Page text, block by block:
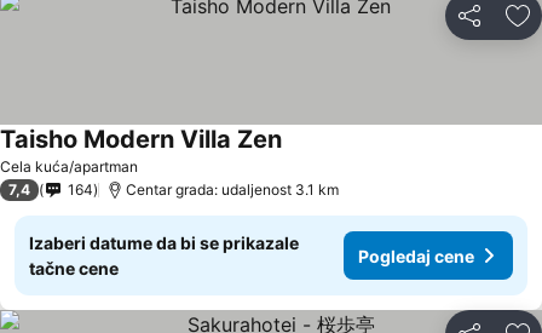
Deli
Cela kuća/apartman
Taisho Modern Villa ZenPogledaj cene
7,4 164 Centar grada: udaljenost 3.1 km
Izaberi datume da bi se prikazale
tačne cene
Pogledaj cene